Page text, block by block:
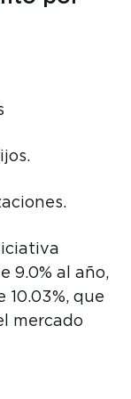
9.0% al año,
que
mercado